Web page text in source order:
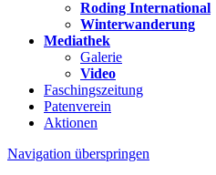
Roding International
Winterwanderung
Mediathek
Galerie
Video
Faschingszeitung
Patenverein
Aktionen
Navigation überspringen